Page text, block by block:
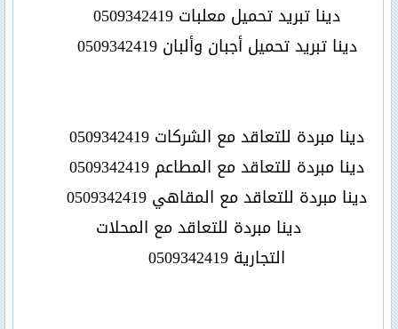
دينا تبريد تحميل معلبات 0509342419
دينا تبريد تحميل أجبان وألبان0509342419
دينا مبردة للتعاقد مع الشركات 0509342419
دينا مبردة للتعاقد مع المطاعم 0509342419
دينا مبردة للتعاقد مع المقاهي 0509342419
دينا مبردة للتعاقد مع المحلات
التجارية 0509342419